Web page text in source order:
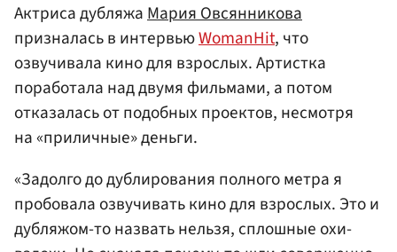
Актриса дубляжаМария Овсянникова
призналась в интервьюWomanHit, что
озвучивала кино для взрослых. Артистка
поработала над двумя фильмами, а потом
отказалась от подобных проектов, несмотря
на «приличные» деньги.
«Задолго до дублирования полного метра я
пробовала озвучивать кино для взрослых. Это и
дубляжом-то назвать нельзя, сплошные охи-